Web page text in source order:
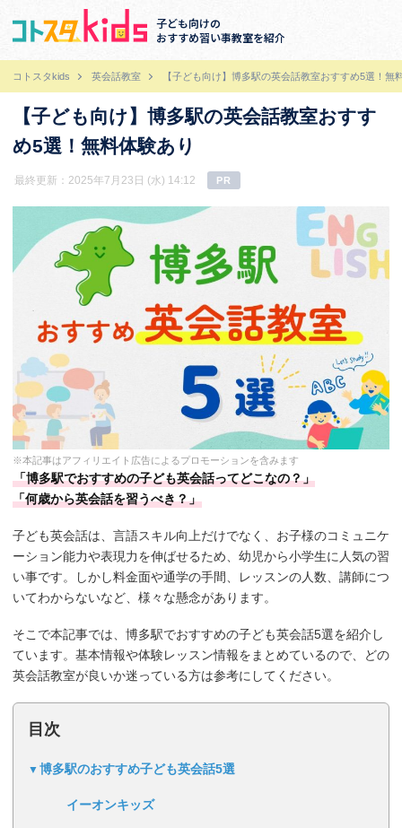
子ども向けの
おすすめ習い事教室を紹介
コトスタkids 英会話教室 【子ども向け】博多駅の英会話教室おすすめ5選！無
【子ども向け】博多駅の英会話教室おすす
め5選！無料体験あり
最終更新：2025年7月23日 (水) 14:12 PR
※本記事はアフィリエイト広告によるプロモーションを含みます
「博多駅でおすすめの子ども英会話ってどこなの？」
「何歳から英会話を習うべき？」
子ども英会話は、言語スキル向上だけでなく、お子様のコミュニケ
ーション能力や表現力を伸ばせるため、幼児から小学生に人気の習
い事です。しかし料金面や通学の手間、レッスンの人数、講師につ
いてわからないなど、様々な懸念があります。
そこで本記事では、博多駅でおすすめの子ども英会話5選を紹介し
ています。基本情報や体験レッスン情報をまとめているので、どの
英会話教室が良いか迷っている方は参考にしてください。
目次
博多駅のおすすめ子ども英会話5選
イーオンキッズ